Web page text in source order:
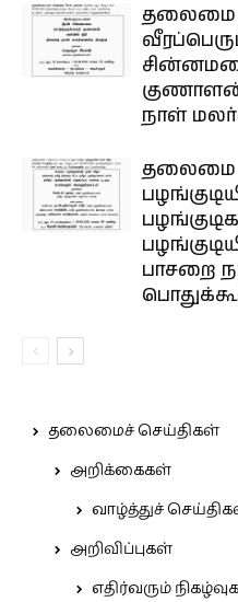
தலைமை
குணாளன்
நாள்
தலைமை
பாசறை
தலைமைச் செய்திகள்
அறிக்கைகள்
வாழ்த்துச்
அறிவிப்புகள்
எதிர்வரும்